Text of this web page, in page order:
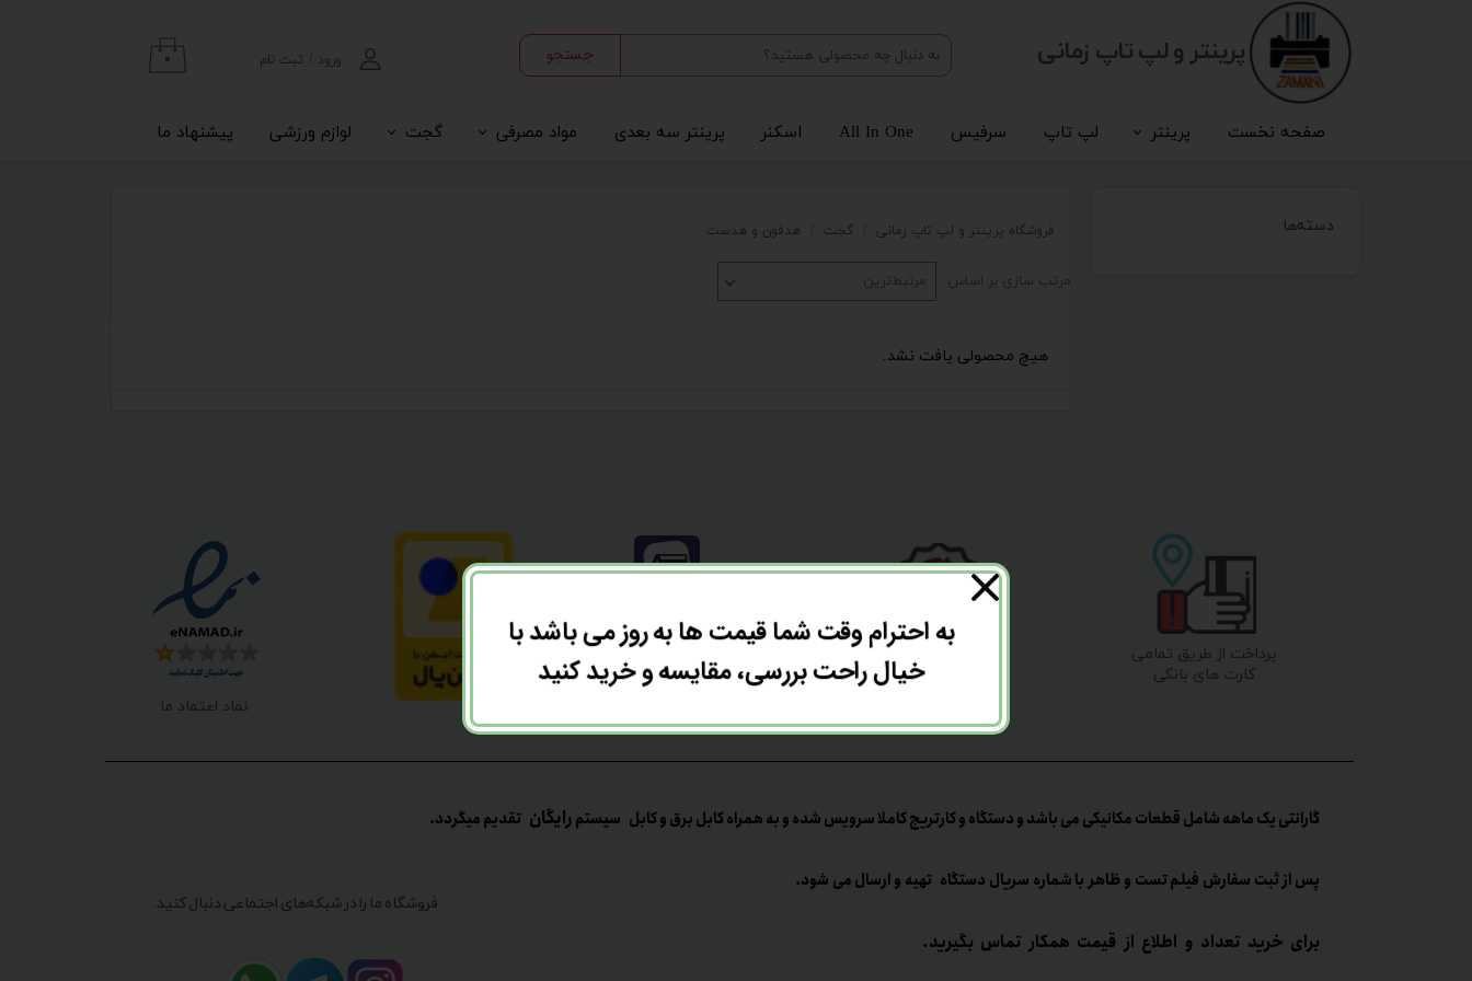
پرینتر و لپ تاپ زمانی ورود ثبت نام
تغییر گذر واژه
۰
صفحه نخست پرینتر لپ تاپ سرفیس All In One اسکنر پرینتر سه بعدی مواد مصرفی گجت لوازم ورزشی پیشنهاد ما
جستجو
دسته‌ها فروشگاه پرینتر و لپ تاپ زمانی گجت هدفون و هدست
مرتب سازی بر اساس مرتبط‌ترین
هیچ محصولی یافت نشد.
پرداخت از طریق تمامی
کارت های بانکی
ضمانت اصالت کالا
فروشگاه ما را در شبکه‌های اجتماعی دنبال کنید:
نماد اعتماد ما
برای خرید تعداد و اطلاع از قیمت همکار تماس بگیرید.
پس از ثبت سفارش فیلم تست و ظاهر با شماره سریال دستگاه تهیه و ارسال می شود.
گارانتی یک ماهه شامل قطعات مکانیکی می باشد و دستگاه و کارتریج کاملا سرویس شده و به همراه کابل برق و کابل سیستم رایگان تقدیم میگردد.​​​​​​​
به احترام وقت شما قیمت ها به روز می باشد با
خیال راحت بررسی، مقایسه و خرید کنید